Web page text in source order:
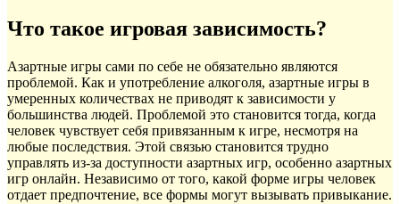
Что такое игровая зависимость?
Азартные игры сами по себе не обязательно являются
проблемой. Как и употребление алкоголя, азартные игры в
умеренных количествах не приводят к зависимости у
большинства людей. Проблемой это становится тогда, когда
человек чувствует себя привязанным к игре, несмотря на
любые последствия. Этой связью становится трудно
управлять из-за доступности азартных игр, особенно азартных
игр онлайн. Независимо от того, какой форме игры человек
отдает предпочтение, все формы могут вызывать привыкание.